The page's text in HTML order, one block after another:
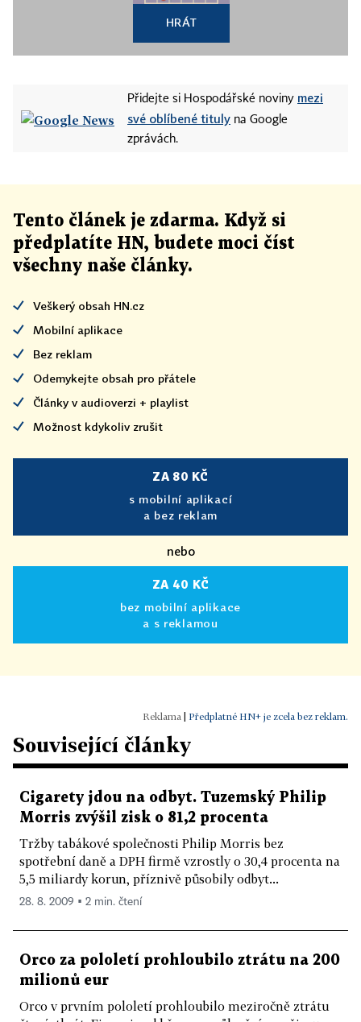
HRÁT
Přidejte si Hospodářské noviny mezi
své oblíbené tituly na Google
zprávách.
Tento článek je zdarma. Když si
předplatíte HN, budete moci číst
všechny naše články.
Veškerý obsah HN.cz
Mobilní aplikace
Bez reklam
Odemykejte obsah pro přátele
Články v audioverzi + playlist
Možnost kdykoliv zrušit
ZA 80 KČ
s mobilní aplikací
a bez reklam
nebo
ZA 40 KČ
bez mobilní aplikace
a s reklamou
Předplatné HN+ je zcela bez reklam.
Související články
Cigarety jdou na odbyt. Tuzemský Philip
Morris zvýšil zisk o 81,2 procenta
Tržby tabákové společnosti Philip Morris bez
spotřební daně a DPH firmě vzrostly o 30,4 procenta na
5,5 miliardy korun, příznivě působily odbyt...
28. 8. 2009 ▪ 2 min. čtení
Orco za pololetí prohloubilo ztrátu na 200
milionů eur
Orco v prvním pololetí prohloubilo meziročně ztrátu